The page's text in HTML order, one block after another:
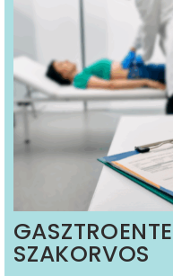
SZAKORVOS